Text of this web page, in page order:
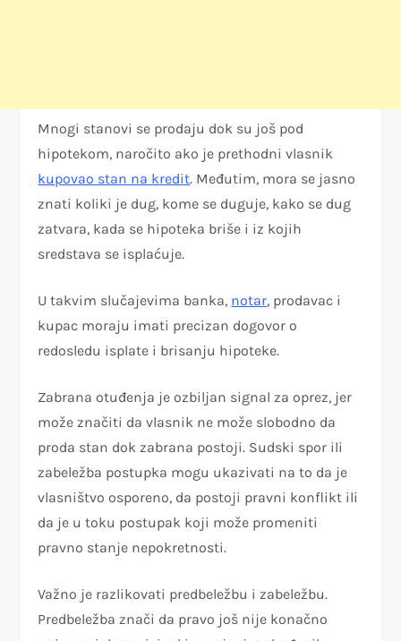
Mnogi stanovi se prodaju dok su još pod
hipotekom, naročito ako je prethodni vlasnik
kupovao stan na kredit. Međutim, mora se jasno
znati koliki je dug, kome se duguje, kako se dug
zatvara, kada se hipoteka briše i iz kojih
sredstava se isplaćuje.
U takvim slučajevima banka, notar, prodavac i
kupac moraju imati precizan dogovor o
redosledu isplate i brisanju hipoteke.
Zabrana otuđenja je ozbiljan signal za oprez, jer
može značiti da vlasnik ne može slobodno da
proda stan dok zabrana postoji. Sudski spor ili
zabeležba postupka mogu ukazivati na to da je
vlasništvo osporeno, da postoji pravni konflikt ili
da je u toku postupak koji može promeniti
pravno stanje nepokretnosti.
Važno je razlikovati predbeležbu i zabeležbu.
Predbeležba znači da pravo još nije konačno